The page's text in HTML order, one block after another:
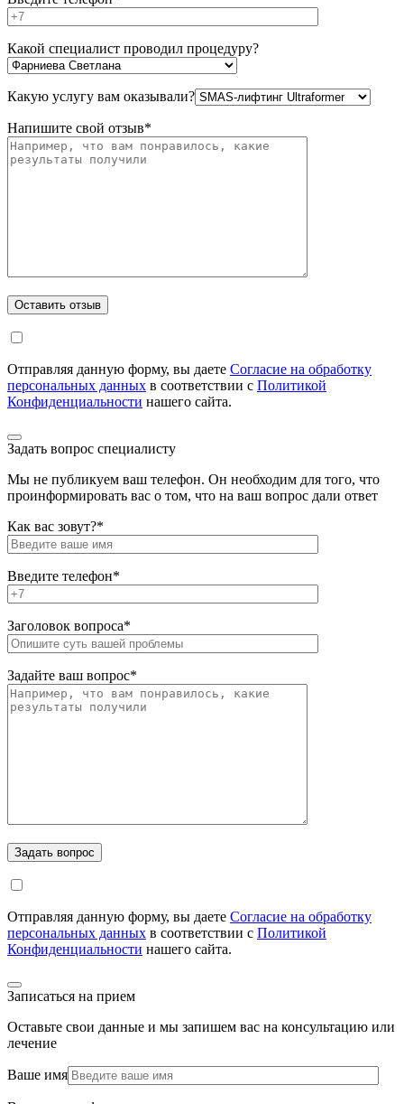
Какой специалист проводил процедуру?
Какую услугу вам оказывали?
Напишите свой отзыв*
Оставить отзыв
Отправляя данную форму, вы даете Согласие на обработку
персональных данных в соответствии с Политикой
Конфиденциальности нашего сайта.
Задать вопрос специалисту
Мы не публикуем ваш телефон. Он необходим для того, что
проинформировать вас о том, что на ваш вопрос дали ответ
Как вас зовут?*
Введите телефон*
Заголовок вопроса*
Задайте ваш вопрос*
Отправляя данную форму, вы даете Согласие на обработку
персональных данных в соответствии с Политикой
Конфиденциальности нашего сайта.
Записаться на прием
Оставьте свои данные и мы запишем вас на консультацию или
лечение
Ваше имя